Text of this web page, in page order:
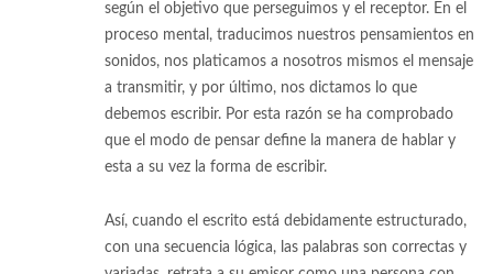
según el objetivo que perseguimos y el receptor. En el
proceso mental, traducimos nuestros pensamientos en
sonidos, nos platicamos a nosotros mismos el mensaje
a transmitir, y por último, nos dictamos lo que
debemos escribir. Por esta razón se ha comprobado
que el modo de pensar define la manera de hablar y
esta a su vez la forma de escribir.
Así, cuando el escrito está debidamente estructurado,
con una secuencia lógica, las palabras son correctas y